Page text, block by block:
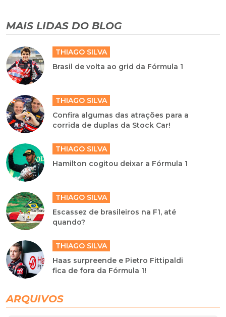
MAIS LIDAS DO BLOG
THIAGO SILVA
Brasil de volta ao grid da Fórmula 1
THIAGO SILVA
Confira algumas das atrações para a
corrida de duplas da Stock Car!
THIAGO SILVA
Hamilton cogitou deixar a Fórmula 1
THIAGO SILVA
Escassez de brasileiros na F1, até
quando?
THIAGO SILVA
Haas surpreende e Pietro Fittipaldi
fica de fora da Fórmula 1!
ARQUIVOS